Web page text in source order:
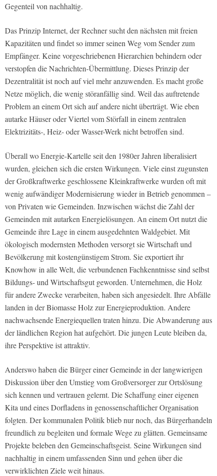
Gegenteil von nachhaltig.
Das Prinzip Internet, der Rechner sucht den nächsten mit freien
Kapazitäten und findet so immer seinen Weg vom Sender zum
Empfänger. Keine vorgeschriebenen Hierarchien behindern oder
verstopfen die Nachrichten-Übermittlung. Dieses Prinzip der
Dezentralität ist noch auf viel mehr anzuwenden. Es macht große
Netze möglich, die wenig störanfällig sind. Weil das auftretende
Problem an einem Ort sich auf andere nicht überträgt. Wie eben
autarke Häuser oder Viertel vom Störfall in einem zentralen
Elektrizitäts-, Heiz- oder Wasser-Werk nicht betroffen sind.
Überall wo Energie-Kartelle seit den 1980er Jahren liberalisiert
wurden, gleichen sich die ersten Wirkungen. Viele einst zugunsten
der Großkraftwerke geschlossene Kleinkraftwerke wurden oft mit
wenig aufwändiger Modernisierung wieder in Betrieb genommen –
von Privaten wie Gemeinden. Inzwischen wächst die Zahl der
Gemeinden mit autarken Energielösungen. An einem Ort nutzt die
Gemeinde ihre Lage in einem ausgedehnten Waldgebiet. Mit
ökologisch modernsten Methoden versorgt sie Wirtschaft und
Bevölkerung mit kostengünstigem Strom. Sie exportiert ihr
Knowhow in alle Welt, die verbundenen Fachkenntnisse sind selbst
Bildungs- und Wirtschaftsgut geworden. Unternehmen, die Holz
für andere Zwecke verarbeiten, haben sich angesiedelt. Ihre Abfälle
landen in der Biomasse Holz zur Energieproduktion. Andere
nachwachsende Energiequellen traten hinzu. Die Abwanderung aus
der ländlichen Region hat aufgehört. Die jungen Leute bleiben da,
ihre Perspektive ist attraktiv.
Anderswo haben die Bürger einer Gemeinde in der langwierigen
Diskussion über den Umstieg vom Großversorger zur Ortslösung
sich kennen und vertrauen gelernt. Die Schaffung einer eigenen
Kita und eines Dorfladens in genossenschaftlicher Organisation
folgten. Der kommunalen Politik blieb nur noch, das Bürgerhandeln
freundlich zu begleiten und formale Wege zu glätten. Gemeinsame
Projekte beleben den Gemeinschaftsgeist. Seine Wirkungen sind
nachhaltig in einem umfassenden Sinn und gehen über die
verwirklichten Ziele weit hinaus.